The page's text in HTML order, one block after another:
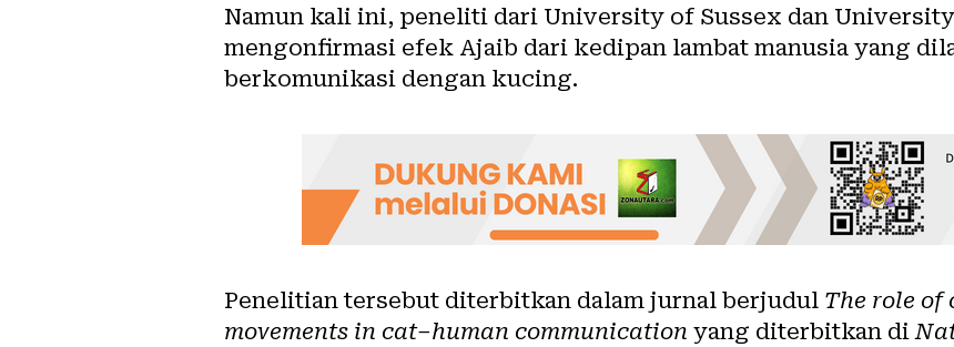
Namun kali ini, peneliti dari University of Sussex dan
mengonfirmasi efek Ajaib dari kedipan lambat manusia yang
berkomunikasi dengan kucing.
Penelitian tersebut diterbitkan dalam jurnal berjudul The role of
movements in cat–human communication yang diterbitkan di